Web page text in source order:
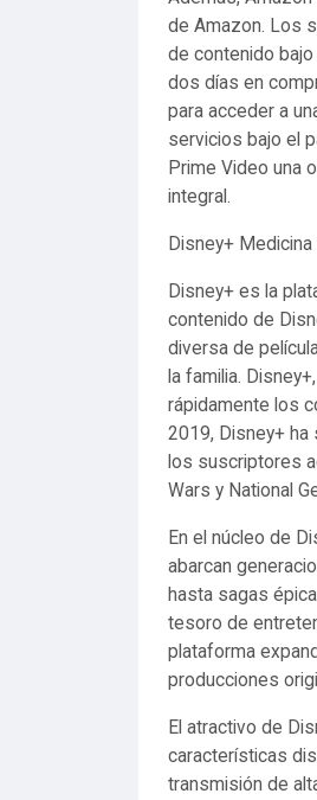
de Amazon. Los
de contenido
dos días en
para acceder a
servicios bajo el
Prime Video una
integral.
Disney+
Disney+ es la
contenido de
diversa de
la familia.
rápidamente los
2019, Disney+ ha
los suscriptores
Wars y National
En el núcleo de
abarcan
hasta sagas
tesoro de
plataforma
producciones
El atractivo de
características
transmisión de